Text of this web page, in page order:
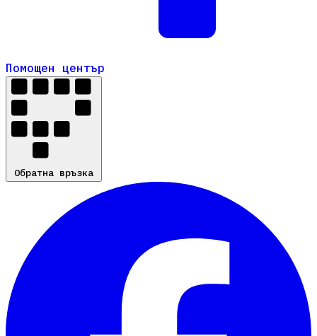
Помощен център
Помощен център
Обратна връзка
Обратна връзка